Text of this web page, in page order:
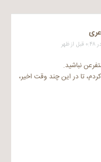
نباشید.
تا در این چند وقت اخیر،